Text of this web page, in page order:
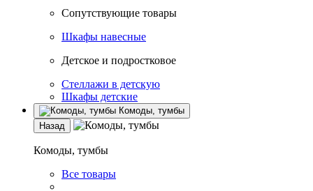
Сопутствующие товары
Шкафы навесные
Детское и подростковое
Стеллажи в детскую
Шкафы детские
Комоды, тумбы
Назад
Комоды, тумбы
Все товары